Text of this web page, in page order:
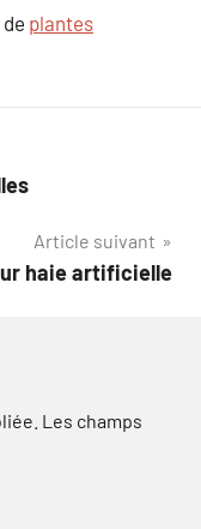
plantes
Article suivant
haie artificielle
Les champs